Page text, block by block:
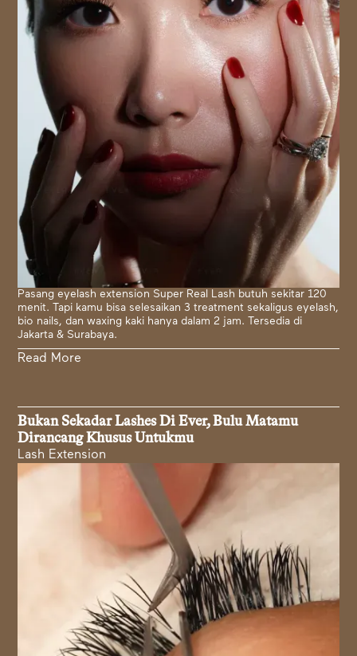
Pasang eyelash extension Super Real Lash butuh sekitar 120
menit. Tapi kamu bisa selesaikan 3 treatment sekaligus eyelash,
bio nails, dan waxing kaki hanya dalam 2 jam. Tersedia di
Jakarta & Surabaya.
Read More
Bukan Sekadar Lashes Di Ever, Bulu Matamu
Dirancang Khusus Untukmu
Lash Extension